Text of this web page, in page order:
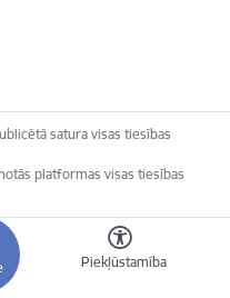
Piekļūstamība
satura visas tiesības
platformas visas tiesības